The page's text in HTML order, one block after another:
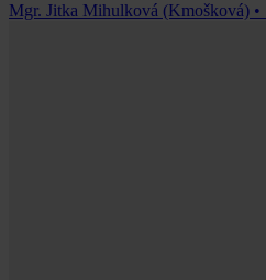
Mgr. Jitka Mihulková (Kmošková) •